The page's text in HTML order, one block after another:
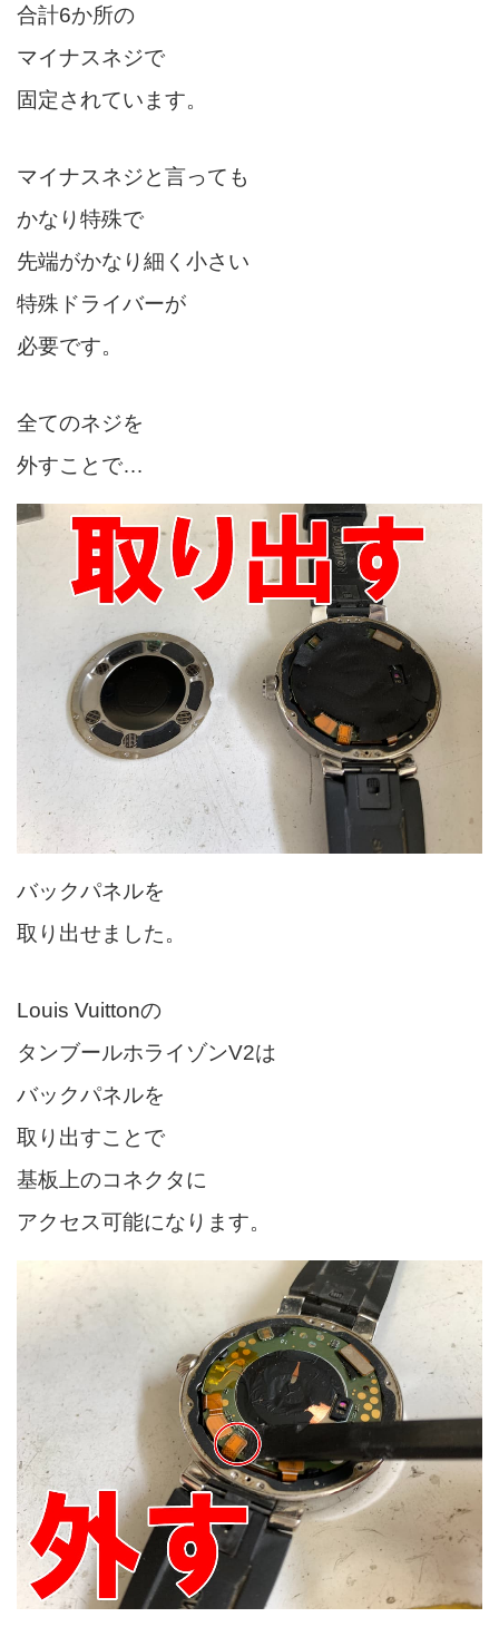
合計6か所の
マイナスネジで
固定されています。
マイナスネジと言っても
かなり特殊で
先端がかなり細く小さい
特殊ドライバーが
必要です。
全てのネジを
外すことで…
バックパネルを
取り出せました。
Louis Vuittonの
タンブールホライゾンV2は
バックパネルを
取り出すことで
基板上のコネクタに
アクセス可能になります。